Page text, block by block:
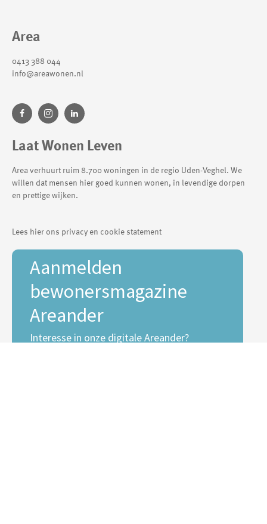
Contactinformatie
Area
0413 388 044
info@areawonen.nl
Laat Wonen Leven
Area verhuurt ruim 8.700 woningen in de regio Uden-Veghel. We
willen dat mensen hier goed kunnen wonen, in levendige dorpen
en prettige wijken.
Lees hier ons privacy en cookie statement
Aanmelden
bewonersmagazine
Areander
Interesse in onze digitale Areander?